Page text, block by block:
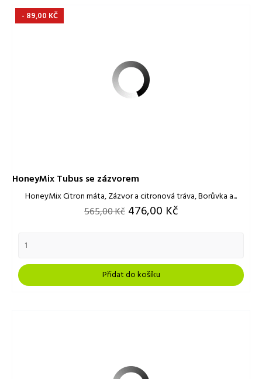
HoneyMix Tubus se zázvorem
HoneyMix Citron máta, Zázvor a citronová tráva, Borůvka a...
Běžná
565,00 Kč Cena
476,00 Kč
Přidat do košíku
- 89,00 KČ